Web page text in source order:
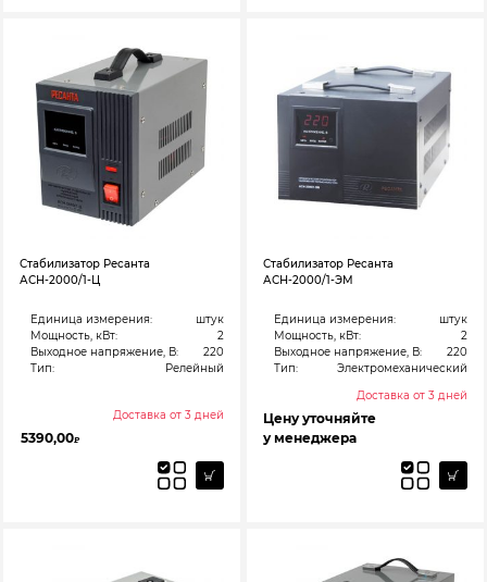
Стабилизатор Ресанта
АСН-2000/1-Ц
Единица измерения:
штук
Мощность, кВт:
2
Выходное напряжение, В:
220
Тип:
Релейный
Доставка от 3 дней
5390,00₽
Стабилизатор Ресанта
АСН-2000/1-ЭМ
Единица измерения:
штук
Мощность, кВт:
2
Выходное напряжение, В:
220
Тип:
Электромеханический
Доставка от 3 дней
Цену уточняйте
у менеджера